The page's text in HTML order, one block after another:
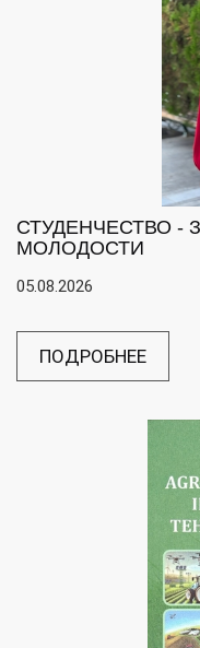
СТУДЕНЧЕСТВО -
МОЛОДОСТИ
05.08.2026
ПОДРОБНЕЕ